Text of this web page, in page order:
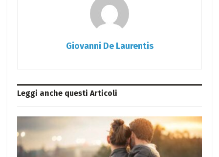
Giovanni De Laurentis
Leggi anche questi Articoli